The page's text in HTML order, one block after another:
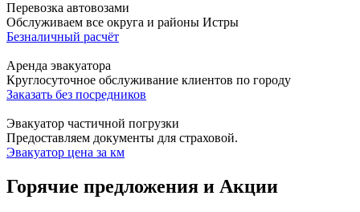
Перевозка автовозами
Обслуживаем все округа и районы Истры
Безналичный расчёт
Аренда эвакуатора
Круглосуточное обслуживание клиентов по городу
Заказать без посредников
Эвакуатор частичной погрузки
Предоставляем документы для страховой.
Эвакуатор цена за км
Горячие предложения и Акции